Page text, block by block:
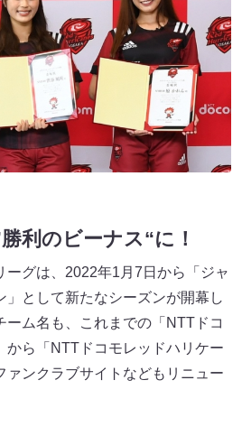
利のビーナス“に！
ーグは、2022年1月7日から「ジャ
」として新たなシーズンが開幕し
ーム名も、これまでの「NTTドコ
から「NTTドコモレッドハリケー
ァンクラブサイトなどもリニュー